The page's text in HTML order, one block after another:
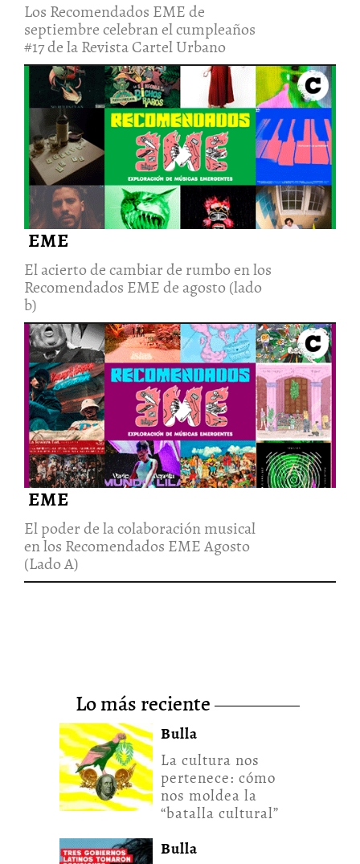
Los Recomendados EME de
septiembre celebran el cumpleaños
#17 de la Revista Cartel Urbano
El acierto de cambiar de rumbo
en los Recomendados EME de
agosto (lado b)
6/Sep/2022
EME
El acierto de cambiar de rumbo en los
Recomendados EME de agosto (lado
b)
El poder de la colaboración
musical en los Recomendados
EME Agosto (Lado A)
21/Ago/2022
EME
El poder de la colaboración musical
en los Recomendados EME Agosto
(Lado A)
lo más reciente
Bulla
La cultura nos
pertenece: cómo
nos moldea la
“batalla cultural”
Bulla